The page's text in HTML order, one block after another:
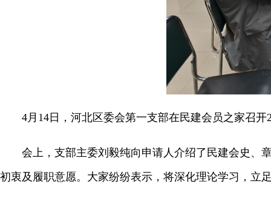
4月14日，河北区委会第一支部在民建会员之家召开
会上，支部主委刘毅纯向申请人介绍了民建会史、章
初衷及履职意愿。大家纷纷表示，将深化理论学习，立